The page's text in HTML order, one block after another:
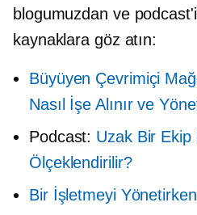
blogumuzdan ve
kaynaklara göz atın:
Büyüyen Çevrimiçi
Nasıl İşe Alınır ve
Podcast: Uzak Bir Ekip
Ölçeklendirilir?
Bir İşletmeyi Yönetirken